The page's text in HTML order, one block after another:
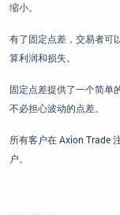
缩小。
有了固定点差，交易者可
算利润和损失。
固定点差提供了一个简单
不必担心波动的点差。
所有客户在 Axion Trade
户。